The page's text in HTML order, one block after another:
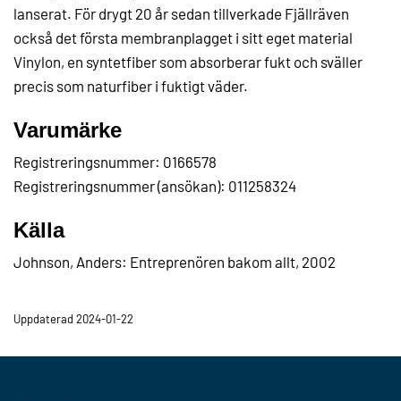
lanserat. För drygt 20 år sedan tillverkade Fjällräven
också det första membranplagget i sitt eget material
Vinylon, en syntetfiber som absorberar fukt och sväller
precis som naturfiber i fuktigt väder.
Varumärke
Registreringsnummer: 0166578
Registreringsnummer (ansökan): 011258324
Källa
Johnson, Anders: Entreprenören bakom allt, 2002
Uppdaterad 2024-01-22